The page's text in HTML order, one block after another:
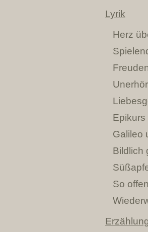
Lyrik
Herz
Epikurs
Galileo
Bildlich
So